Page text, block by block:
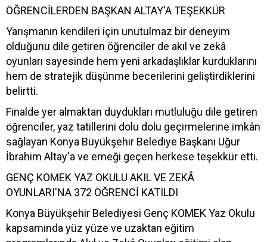
ÖĞRENCİLERDEN BAŞKAN ALTAY'A TEŞEKKÜR
Yarışmanın kendileri için unutulmaz bir deneyim
olduğunu dile getiren öğrenciler de akıl ve zekâ
oyunları sayesinde hem yeni arkadaşlıklar kurduklarını
hem de stratejik düşünme becerilerini geliştirdiklerini
belirtti.
Finalde yer almaktan duydukları mutluluğu dile getiren
öğrenciler, yaz tatillerini dolu dolu geçirmelerine imkân
sağlayan Konya Büyükşehir Belediye Başkanı Uğur
İbrahim Altay'a ve emeği geçen herkese teşekkür etti.
GENÇ KOMEK YAZ OKULU AKIL VE ZEKÂ
OYUNLARI'NA 372 ÖĞRENCİ KATILDI
Konya Büyükşehir Belediyesi Genç KOMEK Yaz Okulu
kapsamında yüz yüze ve uzaktan eğitim